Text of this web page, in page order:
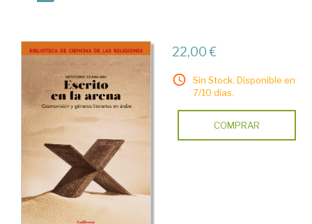
22,00 €
Sin Stock. Disponible en
7/10 días.
COMPRAR